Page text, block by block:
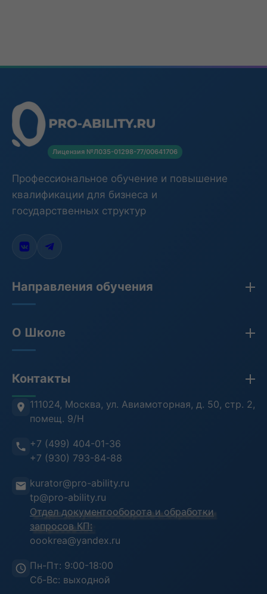
Лицензия №Л035-01298-77/00641706
Профессиональное обучение и повышение
квалификации для бизнеса и
государственных структур
Направления обучения
Бухгалтерия
Противодействие коррупции
Антитеррористическая безопасность
Информационная безопасность
Воинский учет
О Школе
Лицензия
Проверка документов (ФРДО)
Отзывы клиентов
Преподаватели
Анкета слушателя
Контакты
111024, Москва, ул. Авиамоторная, д. 50, стр. 2,
помещ. 9/Н
+7 (499) 404-01-36
+7 (930) 793-84-88
kurator@pro-ability.ru
tp@pro-ability.ru
Отдел документооборота и обработки
запросов КП:
oookrea@yandex.ru
Пн-Пт: 9:00-18:00
Сб-Вс: выходной